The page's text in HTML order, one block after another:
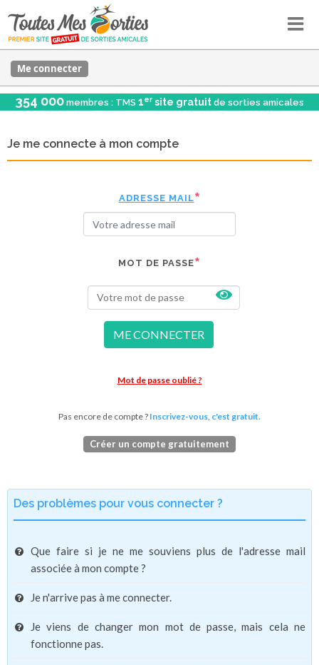
Me connecter
354 000 membres : TMS 1er site gratuit de sorties amicales
Je me connecte à mon compte
ADRESSE MAIL
MOT DE PASSE
ME CONNECTER
Mot de passe oublié ?
Pas encore de compte ? Inscrivez-vous, c'est gratuit.
Créer un compte gratuitement
Des problèmes pour vous connecter ?
Que faire si je ne me souviens plus de l'adresse mail
associée à mon compte ?
Je n'arrive pas à me connecter.
Je viens de changer mon mot de passe, mais cela ne
fonctionne pas.